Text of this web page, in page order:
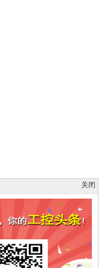
关闭